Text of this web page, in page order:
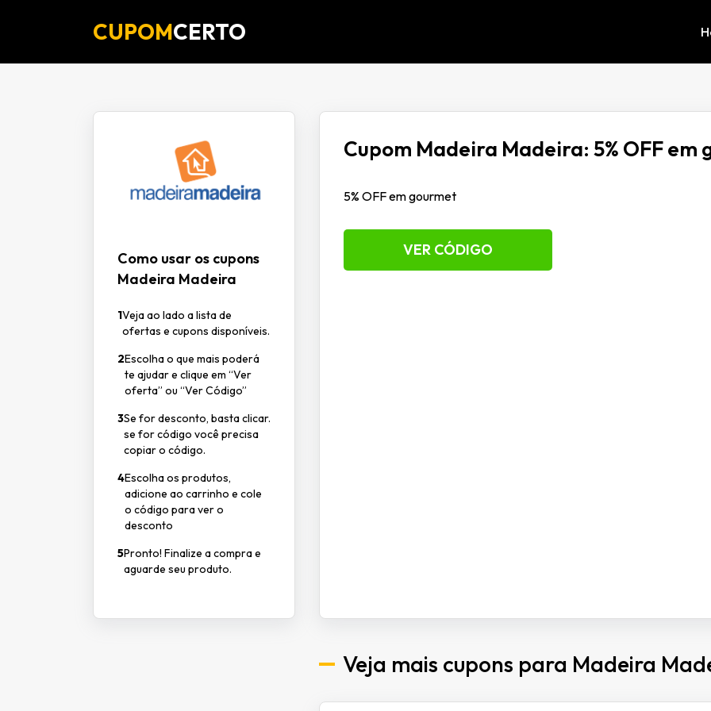
CUPOMCERTO
Como usar os cupons
Madeira Madeira
1Veja ao lado a lista de
ofertas e cupons disponíveis.
2Escolha o que mais poderá
te ajudar e clique em “Ver
oferta” ou “Ver Código”
3Se for desconto, basta clicar.
se for código você precisa
copiar o código.
4Escolha os produtos,
adicione ao carrinho e cole
o código para ver o
desconto
5Pronto! Finalize a compra e
aguarde seu produto.
Cupom Madeira Madeira: 5% OFF em
5% OFF em gourmet
VER CÓDIGO
Veja mais cupons para Madeira